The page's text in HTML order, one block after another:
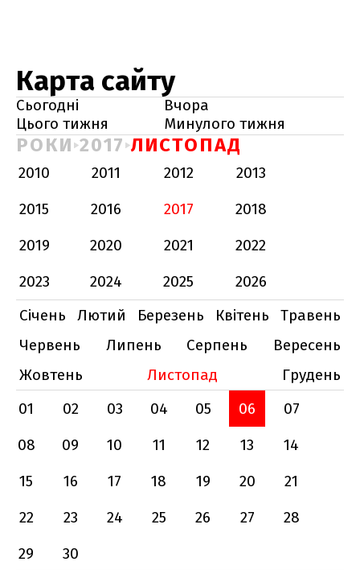
Карта сайту
Сьогодні
Вчора
Цього тижня
Минулого тижня
РОКИ 2017 ЛИСТОПАД
2010 2011 2012
2013
2015
2016 2017
2018
2019
2020 2021
2022
2023
2024 2025
2026
Січень
Лютий Березень Квітень
Травень
Червень
Липень Серпень
Вересень
Жовтень
Листопад
Грудень
01
02 03 04 05 06
07
08
09 10 11 12 13
14
15
16 17 18 19 20
21
22
23 24 25 26 27
28
29
30